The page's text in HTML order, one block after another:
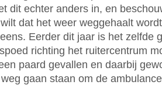
dit echter anders in, en
dat het weer weggehaalt
Eerder dit jaar is het zelfde
richting het ruitercentrum
paard gevallen en daarbij
gaan staan om de